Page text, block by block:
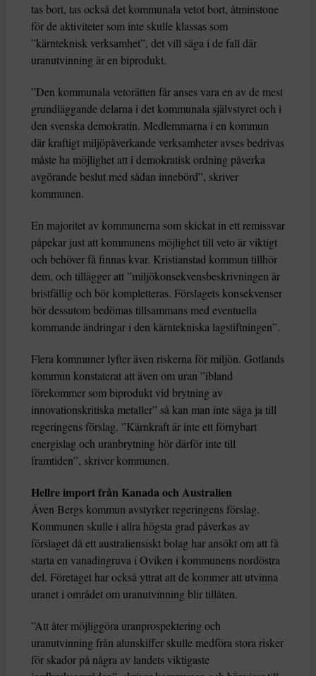
tas bort, tas också det kommunala vetot bort, åtminstone
för de aktiviteter som inte skulle klassas som
”kärnteknisk verksamhet”, det vill säga i de fall där
uranutvinning är en biprodukt.
”Den kommunala vetorätten får anses vara en av de mest
grundläggande delarna i det kommunala självstyret och i
den svenska demokratin. Medlemmarna i en kommun
där kraftigt miljöpåverkande verksamheter avses bedrivas
måste ha möjlighet att i demokratisk ordning påverka
avgörande beslut med sådan innebörd”, skriver
kommunen.
En majoritet av kommunerna som skickat in ett remissvar
påpekar just att kommunens möjlighet till veto är viktigt
och behöver få finnas kvar. Kristianstad kommun tillhör
dem, och tillägger att ”miljökonsekvensbeskrivningen är
bristfällig och bör kompletteras. Förslagets konsekvenser
bör dessutom bedömas tillsammans med eventuella
kommande ändringar i den kärntekniska lagstiftningen”.
Flera kommuner lyfter även riskerna för miljön. Gotlands
kommun konstaterat att även om uran ”ibland
förekommer som biprodukt vid brytning av
innovationskritiska metaller” så kan man inte säga ja till
regeringens förslag. ”Kärnkraft är inte ett förnybart
energislag och uranbrytning hör därför inte till
framtiden”, skriver kommunen.
Hellre import från Kanada och Australien
Även Bergs kommun avstyrker regeringens förslag.
Kommunen skulle i allra högsta grad påverkas av
förslaget då ett australiensiskt bolag har ansökt om att få
starta en vanadingruva i Oviken i kommunens nordöstra
del. Företaget har också yttrat att de kommer att utvinna
uranet i området om uranutvinning blir tillåten.
”Att åter möjliggöra uranprospektering och
uranutvinning från alunskiffer skulle medföra stora risker
för skador på några av landets viktigaste